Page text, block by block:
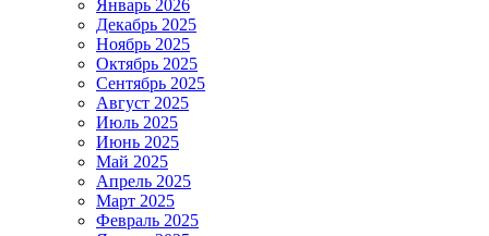
Январь 2026
Декабрь 2025
Ноябрь 2025
Октябрь 2025
Сентябрь 2025
Август 2025
Июль 2025
Июнь 2025
Май 2025
Апрель 2025
Март 2025
Февраль 2025